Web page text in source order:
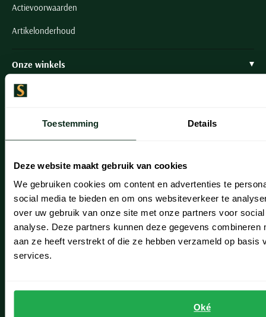
Toestemming Details
Deze website maakt gebruik van cookies
We gebruiken cookies om content en advertenties te
social media te bieden en om ons websiteverkeer te
over uw gebruik van onze site met onze partners voor
analyse. Deze partners kunnen deze gegevens combineren
aan ze heeft verstrekt of die ze hebben verzameld op basis
services.
Oké
Actievoorwaarden
Artikelonderhoud
Onze winkels
Onze winkels
Leiderdorp
Lisse
Oegstgeest
Openingstijden winkels